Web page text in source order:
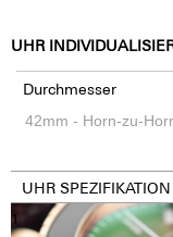
UHR
Durchmesser
UHR SPEZIFIKATION
1